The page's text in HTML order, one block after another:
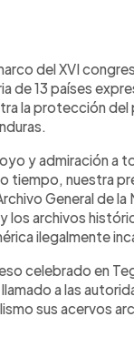
del XVI
de 13 países
la protección
y admiración a
tiempo, nuestra
General de la
los archivos
ilegalmente
celebrado en
a las
sus acervos